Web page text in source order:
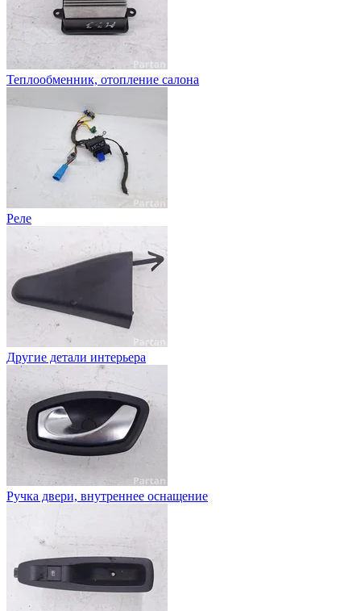
Теплообменник, отопление салона
Реле
Другие детали интерьера
Ручка двери, внутреннее оснащение